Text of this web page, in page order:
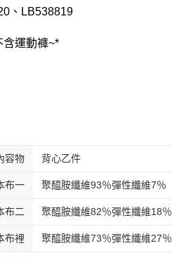
、LB538819
含運動褲~*
容物 背心乙件
布一 聚醯胺纖維93％彈性纖維7％
布二 聚醯胺纖維82％彈性纖維18％
布裡 聚醯胺纖維73％彈性纖維27％